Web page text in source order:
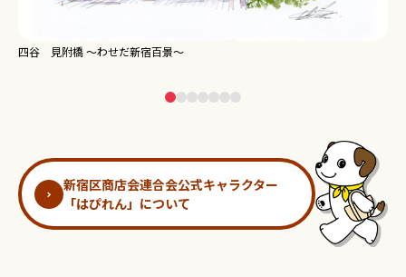
新宿区商店会連合会公式キャラクター
「はぴれん」について